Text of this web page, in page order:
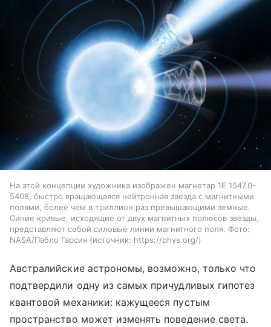
На этой концепции художника изображен магнетар 1E 1547.0-
5408, быстро вращающаяся нейтронная звезда с магнитными
полями, более чем в триллион раз превышающими земные.
Синие кривые, исходящие от двух магнитных полюсов звезды,
представляют собой силовые линии магнитного поля. Фото:
NASA/Пабло Гарсия
источник: https://phys.org/
Австралийские астрономы, возможно, только что
подтвердили одну из самых причудливых гипотез
квантовой механики: кажущееся пустым
пространство может изменять поведение света.